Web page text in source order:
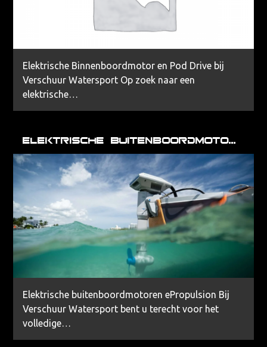
Elektrische Binnenboordmotor en Pod Drive bij
Verschuur Watersport Op zoek naar een
elektrische…
Elektrische Buitenboordmotoren | ePropulsion
Elektrische buitenboordmotoren ePropulsion Bij
Verschuur Watersport bent u terecht voor het
volledige…